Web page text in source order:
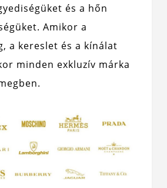
és a hőn
Amikor a
a kereslet és a kínálat
minden exkluzív márka